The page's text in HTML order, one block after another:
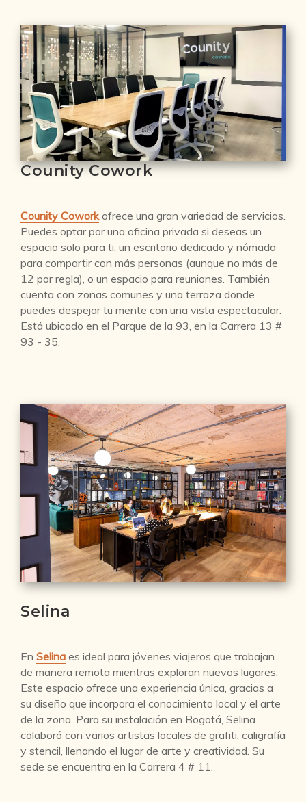
Counity Cowork
Counity Coworkofrece una gran variedad de servicios.
Puedes optar por una oficina privada si deseas un
espacio solo para ti, un escritorio dedicado y nómada
para compartir con más personas (aunque no más de
12 por regla), o un espacio para reuniones. También
cuenta con zonas comunes y una terraza donde
puedes despejar tu mente con una vista espectacular.
Está ubicado en el Parque de la 93, en la Carrera 13 #
93 - 35.
Selina
En Selina es ideal para jóvenes viajeros que trabajan
de manera remota mientras exploran nuevos lugares.
Este espacio ofrece una experiencia única, gracias a
su diseño que incorpora el conocimiento local y el arte
de la zona. Para su instalación en Bogotá, Selina
colaboró con varios artistas locales de grafiti, caligrafía
y stencil, llenando el lugar de arte y creatividad. Su
sede se encuentra en la Carrera 4 # 11.